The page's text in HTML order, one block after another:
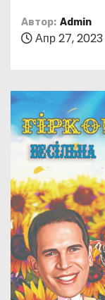
Автор: Admin
Апр 27, 2023